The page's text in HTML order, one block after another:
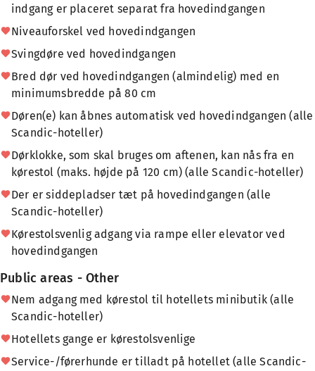
indgang er placeret separat fra hovedindgangen
Niveauforskel ved hovedindgangen
Svingdøre ved hovedindgangen
Bred dør ved hovedindgangen (almindelig) med en
minimumsbredde på 80 cm
Døren(e) kan åbnes automatisk ved hovedindgangen (alle
Scandic-hoteller)
Dørklokke, som skal bruges om aftenen, kan nås fra en
kørestol (maks. højde på 120 cm) (alle Scandic-hoteller)
Der er siddepladser tæt på hovedindgangen (alle
Scandic-hoteller)
Kørestolsvenlig adgang via rampe eller elevator ved
hovedindgangen
Public areas - Other
Nem adgang med kørestol til hotellets minibutik (alle
Scandic-hoteller)
Hotellets gange er kørestolsvenlige
Service-/førerhunde er tilladt på hotellet (alle Scandic-